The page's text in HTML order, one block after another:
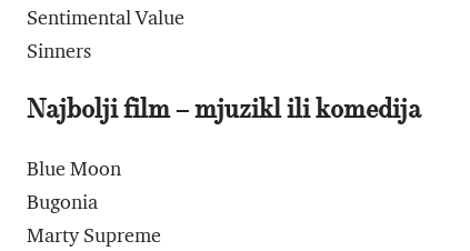
Sentimental Value
Sinners
Najbolji film – mjuzikl ili komedija
Blue Moon
Bugonia
Marty Supreme